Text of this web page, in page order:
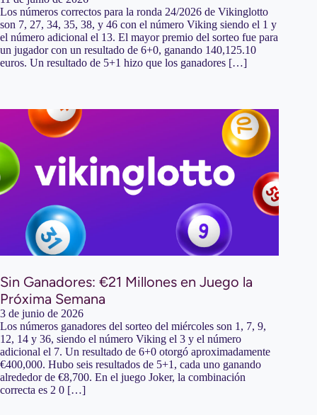
Los números correctos para la ronda 24/2026 de Vikinglotto
son 7, 27, 34, 35, 38, y 46 con el número Viking siendo el 1 y
el número adicional el 13. El mayor premio del sorteo fue para
un jugador con un resultado de 6+0, ganando 140,125.10
euros. Un resultado de 5+1 hizo que los ganadores […]
Sin Ganadores: €21 Millones en Juego la
Próxima Semana
3 de junio de 2026
Los números ganadores del sorteo del miércoles son 1, 7, 9,
12, 14 y 36, siendo el número Viking el 3 y el número
adicional el 7. Un resultado de 6+0 otorgó aproximadamente
€400,000. Hubo seis resultados de 5+1, cada uno ganando
alrededor de €8,700. En el juego Joker, la combinación
correcta es 2 0 […]